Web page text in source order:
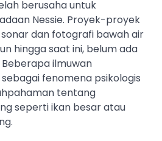
berusaha untuk
Nessie. Proyek-proyek
dan fotografi bawah air
hingga saat ini, belum ada
ilmuwan
fenomena psikologis
tentang
seperti ikan besar atau